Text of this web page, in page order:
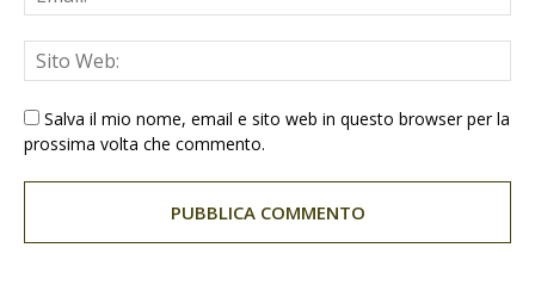
Salva il mio nome, email e sito web in questo browser per la
prossima volta che commento.